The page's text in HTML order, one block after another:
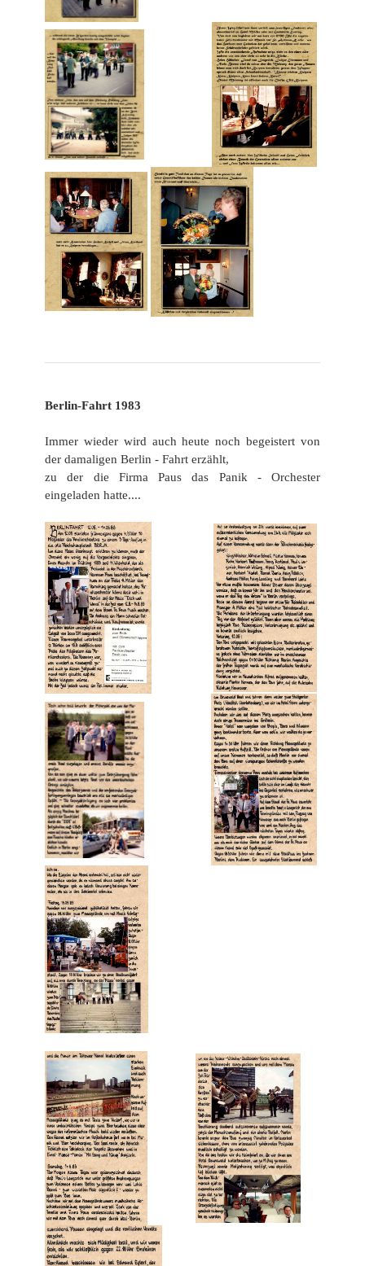
Berlin-Fahrt 1983
Immer wieder wird auch heute noch begeistert von
der damaligen Berlin - Fahrt erzählt,
zu der die Firma Paus
das Panik - Orchester
eingeladen hatte....